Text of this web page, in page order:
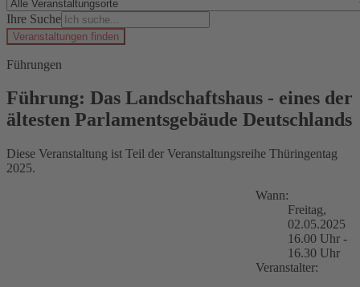
Ihre Suche
Veranstaltungen finden
Führungen
Führung: Das Landschaftshaus - eines der
ältesten Parlamentsgebäude Deutschlands
Diese Veranstaltung ist Teil der Veranstaltungsreihe Thüringentag
2025.
Wann:
Freitag,
02.05.2025
16.00 Uhr -
16.30 Uhr
Veranstalter: